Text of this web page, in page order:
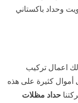
وحداد باكستاني
اعمال تركيب
أموال كثيرة على هذه
حداد مظلات